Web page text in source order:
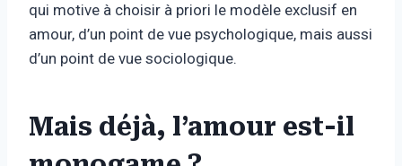
qui motive à choisir à priori le modèle exclusif en
amour, d’un point de vue psychologique, mais aussi
d’un point de vue sociologique.
Mais déjà, l’amour est-il